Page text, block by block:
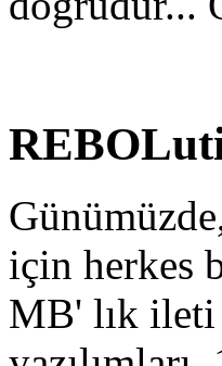
için herkes
MB' lık ileti